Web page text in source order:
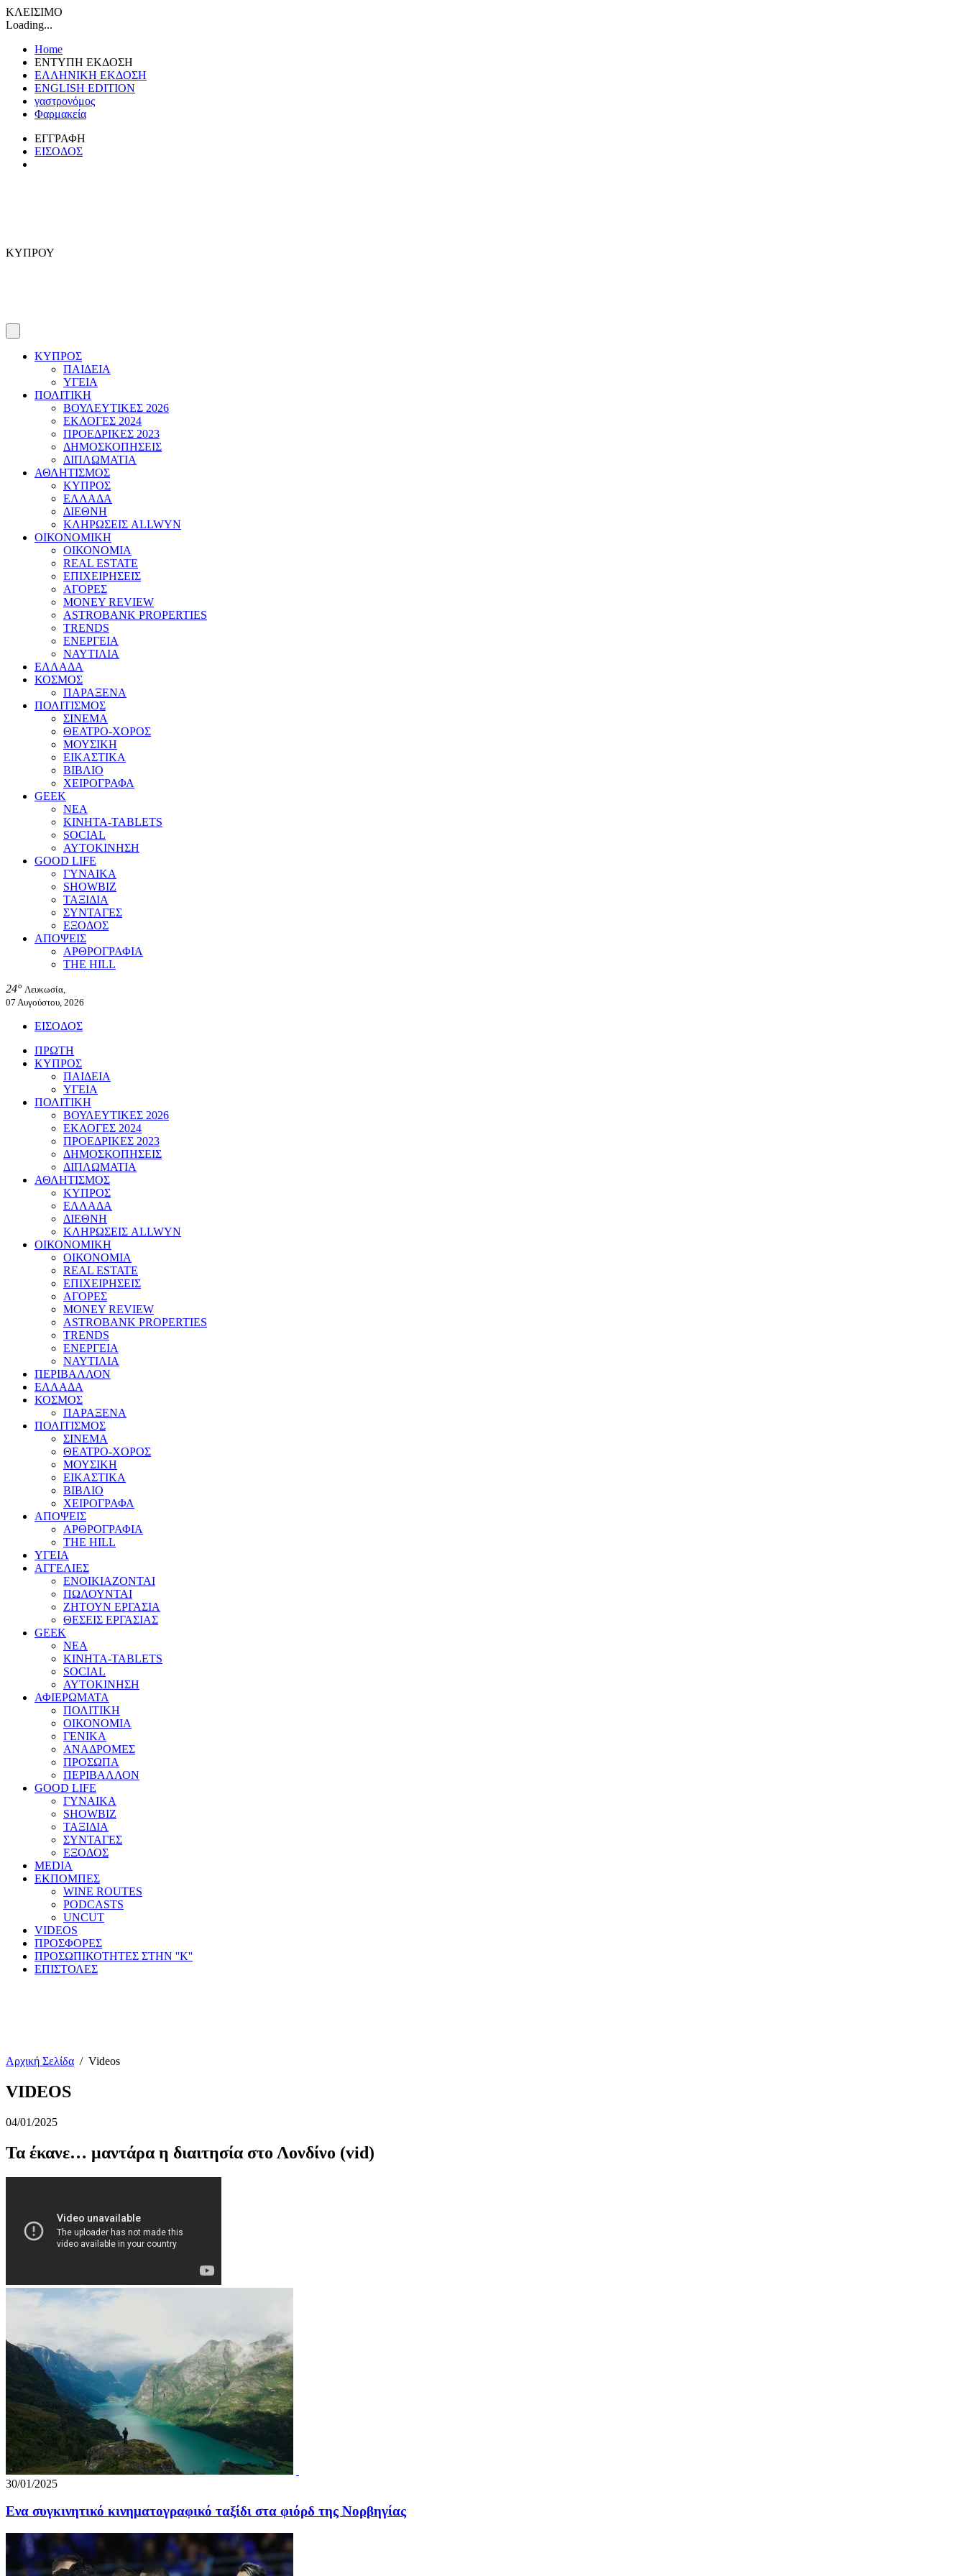
ΚΛΕΙΣΙΜΟ
Loading...
Home
ΕΝΤΥΠΗ ΕΚΔΟΣΗ
ΕΛΛΗΝΙΚΗ ΕΚΔΟΣΗ
ENGLISH EDITION
γαστρονόμος
Φαρμακεία
ΕΓΓΡΑΦΗ
ΕΙΣΟΔΟΣ
ΚΥΠΡΟΥ
ΚΥΠΡΟΣ
ΠΑΙΔΕΙΑ
ΥΓΕΙΑ
ΠΟΛΙΤΙΚΗ
ΒΟΥΛΕΥΤΙΚΕΣ 2026
ΕΚΛΟΓΕΣ 2024
ΠΡΟΕΔΡΙΚΕΣ 2023
ΔΗΜΟΣΚΟΠΗΣΕΙΣ
ΔΙΠΛΩΜΑΤΙΑ
ΑΘΛΗΤΙΣΜΟΣ
ΚΥΠΡΟΣ
ΕΛΛΑΔΑ
ΔΙΕΘΝΗ
ΚΛΗΡΩΣΕΙΣ ALLWYN
ΟΙΚΟΝΟΜΙΚΗ
ΟΙΚΟΝΟΜΙΑ
REAL ESTATE
ΕΠΙΧΕΙΡΗΣΕΙΣ
ΑΓΟΡΕΣ
MONEY REVIEW
ASTROBANK PROPERTIES
TRENDS
ΕΝΕΡΓΕΙΑ
ΝΑΥΤΙΛΙΑ
ΕΛΛΑΔΑ
ΚΟΣΜΟΣ
ΠΑΡΑΞΕΝΑ
ΠΟΛΙΤΙΣΜΟΣ
ΣΙΝΕΜΑ
ΘΕΑΤΡΟ-ΧΟΡΟΣ
ΜΟΥΣΙΚΗ
ΕΙΚΑΣΤΙΚΑ
ΒΙΒΛΙΟ
ΧΕΙΡΟΓΡΑΦΑ
GEEK
ΝΕΑ
ΚΙΝΗΤΑ-TABLETS
SOCIAL
ΑΥΤΟΚΙΝΗΣΗ
GOOD LIFE
ΓΥΝΑΙΚΑ
SHOWBIZ
ΤΑΞΙΔΙΑ
ΣΥΝΤΑΓΕΣ
ΕΞΟΔΟΣ
ΑΠΟΨΕΙΣ
ΑΡΘΡΟΓΡΑΦΙΑ
THE HILL
24° Λευκωσία,
07 Αυγούστου, 2026
ΕΙΣΟΔΟΣ
ΠΡΩΤΗ
ΚΥΠΡΟΣ
ΠΑΙΔΕΙΑ
ΥΓΕΙΑ
ΠΟΛΙΤΙΚΗ
ΒΟΥΛΕΥΤΙΚΕΣ 2026
ΕΚΛΟΓΕΣ 2024
ΠΡΟΕΔΡΙΚΕΣ 2023
ΔΗΜΟΣΚΟΠΗΣΕΙΣ
ΔΙΠΛΩΜΑΤΙΑ
ΑΘΛΗΤΙΣΜΟΣ
ΚΥΠΡΟΣ
ΕΛΛΑΔΑ
ΔΙΕΘΝΗ
ΚΛΗΡΩΣΕΙΣ ALLWYN
ΟΙΚΟΝΟΜΙΚΗ
ΟΙΚΟΝΟΜΙΑ
REAL ESTATE
ΕΠΙΧΕΙΡΗΣΕΙΣ
ΑΓΟΡΕΣ
MONEY REVIEW
ASTROBANK PROPERTIES
TRENDS
ΕΝΕΡΓΕΙΑ
ΝΑΥΤΙΛΙΑ
ΠΕΡΙΒΑΛΛΟΝ
ΕΛΛΑΔΑ
ΚΟΣΜΟΣ
ΠΑΡΑΞΕΝΑ
ΠΟΛΙΤΙΣΜΟΣ
ΣΙΝΕΜΑ
ΘΕΑΤΡΟ-ΧΟΡΟΣ
ΜΟΥΣΙΚΗ
ΕΙΚΑΣΤΙΚΑ
ΒΙΒΛΙΟ
ΧΕΙΡΟΓΡΑΦΑ
ΑΠΟΨΕΙΣ
ΑΡΘΡΟΓΡΑΦΙΑ
THE HILL
ΥΓΕΙΑ
ΑΓΓΕΛΙΕΣ
ΕΝΟΙΚΙΑΖΟΝΤΑΙ
ΠΩΛΟΥΝΤΑΙ
ΖΗΤΟΥΝ ΕΡΓΑΣΙΑ
ΘΕΣΕΙΣ ΕΡΓΑΣΙΑΣ
GEEK
ΝΕΑ
ΚΙΝΗΤΑ-TABLETS
SOCIAL
ΑΥΤΟΚΙΝΗΣΗ
ΑΦΙΕΡΩΜΑΤΑ
ΠΟΛΙΤΙΚΗ
ΟΙΚΟΝΟΜΙΑ
ΓΕΝΙΚΑ
ΑΝΑΔΡΟΜΕΣ
ΠΡΟΣΩΠΑ
ΠΕΡΙΒΑΛΛΟΝ
GOOD LIFE
ΓΥΝΑΙΚΑ
SHOWBIZ
ΤΑΞΙΔΙΑ
ΣΥΝΤΑΓΕΣ
ΕΞΟΔΟΣ
MEDIA
ΕΚΠΟΜΠΕΣ
WINE ROUTES
PODCASTS
UNCUT
VIDEOS
ΠΡΟΣΦΟΡΕΣ
ΠΡΟΣΩΠΙΚΟΤΗΤΕΣ ΣΤΗΝ ''Κ''
ΕΠΙΣΤΟΛΕΣ
Αρχική Σελίδα / Videos
VIDEOS
04/01/2025
Τα έκανε… μαντάρα η διαιτησία στο Λονδίνο (vid)
30/01/2025
Ενα συγκινητικό κινηματογραφικό ταξίδι στα φιόρδ της Νορβηγίας